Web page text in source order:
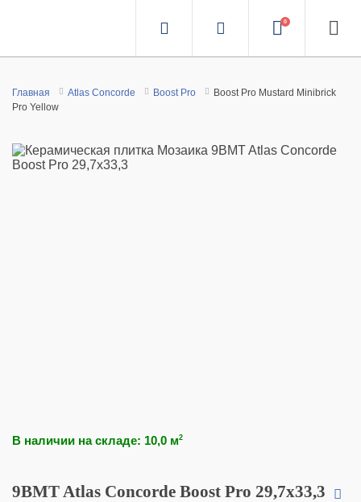
0
Главная Atlas Concorde Boost Pro
Boost Pro Mustard Minibrick
Pro Yellow
В наличии на складе: 10,0 м2
9BMT Atlas Concorde Boost Pro 29,7x33,3